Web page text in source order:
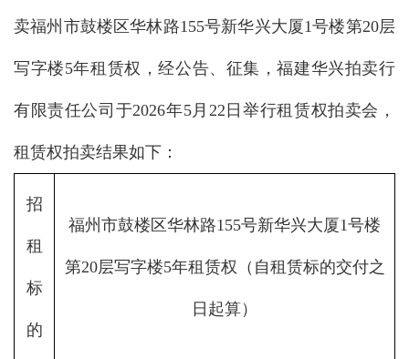
卖福州市鼓楼区华林路155号新华兴大厦1号楼第20层
写字楼5年租赁权，经公告、征集，福建华兴拍卖行
有限责任公司于2026年5月22日举行租赁权拍卖会，
租赁权拍卖结果如下：
招
租
标
的
福州市鼓楼区华林路155号新华兴大厦1号楼
第20层写字楼5年租赁权（自租赁标的交付之
日起算）